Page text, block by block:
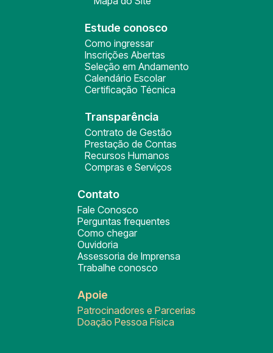
Estude conosco
Como ingressar
Inscrições Abertas
Seleção em Andamento
Calendário Escolar
Certificação Técnica
Transparência
Contrato de Gestão
Prestação de Contas
Recursos Humanos
Compras e Serviços
Contato
Fale Conosco
Perguntas frequentes
Como chegar
Ouvidoria
Assessoria de Imprensa
Trabalhe conosco
Apoie
Patrocinadores e Parcerias
Doação Pessoa Física